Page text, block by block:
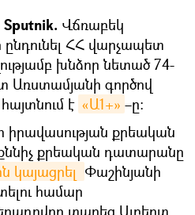
Վճռաբեկ
ՀՀ վարչապետ
խնձոր նետած 74-
Առստամյանի գործով
հայտնում է «Ա1+» –ը։
իրավասության քրեական
քրեական դատարանը
կայացրել Փաշինյանի
համար
տարեց Ալբերտ